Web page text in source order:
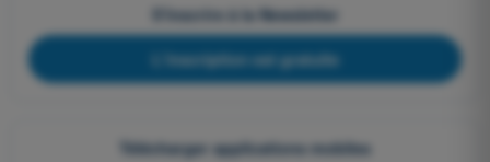
S'inscrire à la Newsletter
L'inscription est gratuite
Télécharger applications mobiles